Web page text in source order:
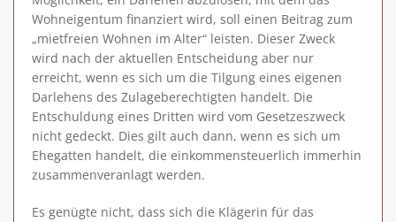
Wohneigentum finanziert wird, soll einen Beitrag zum
„mietfreien Wohnen im Alter“ leisten. Dieser Zweck
wird nach der aktuellen Entscheidung aber nur
erreicht, wenn es sich um die Tilgung eines eigenen
Darlehens des Zulageberechtigten handelt. Die
Entschuldung eines Dritten wird vom Gesetzeszweck
nicht gedeckt. Dies gilt auch dann, wenn es sich um
Ehegatten handelt, die einkommensteuerlich immerhin
zusammenveranlagt werden.
Es genügte nicht, dass sich die Klägerin für das